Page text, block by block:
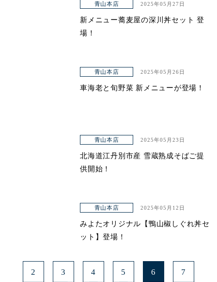
青山本店 2025年05月27日
新メニュー蕎麦屋の深川丼セット 登
場！
青山本店 2025年05月26日
車海老と旬野菜 新メニューが登場！
青山本店 2025年05月23日
北海道江丹別市産 雪蔵熟成そばご提
供開始！
青山本店 2025年05月12日
みよたオリジナル【鴨山椒しぐれ丼セ
ット】登場！
2 3 4 5 6 7